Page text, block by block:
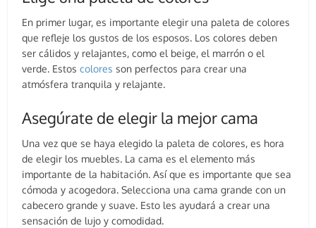
En primer lugar, es importante elegir una paleta de colores
que refleje los gustos de los esposos. Los colores deben
ser cálidos y relajantes, como el beige, el marrón o el
verde. Estoscolores son perfectos para crear una
atmósfera tranquila y relajante.
Asegúrate de elegir la mejor cama
Una vez que se haya elegido la paleta de colores, es hora
de elegir los muebles. La cama es el elemento más
importante de la habitación. Así que es importante que sea
cómoda y acogedora. Selecciona una cama grande con un
cabecero grande y suave. Esto les ayudará a crear una
sensación de lujo y comodidad.